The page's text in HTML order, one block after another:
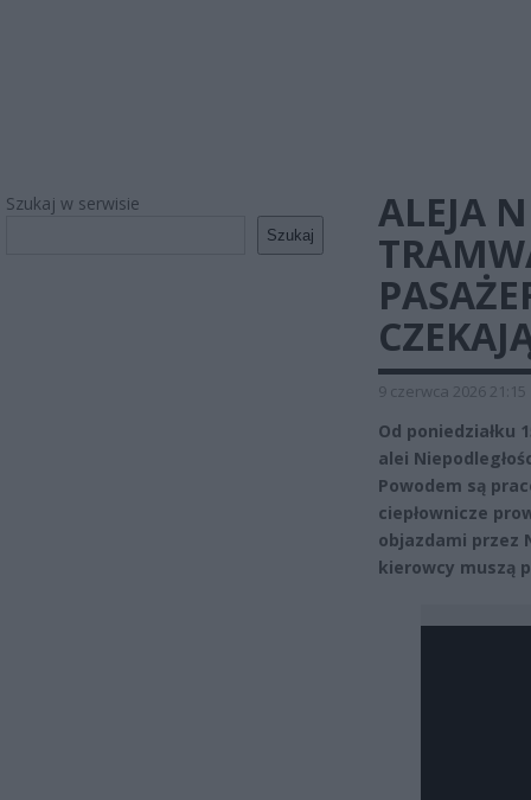
Szukaj w serwisie
Szukaj
ALEJA
9 czerwca 2026 21:15
Od
alei
Powodem są
ciepłownicze
objazdami przez
kierowcy muszą